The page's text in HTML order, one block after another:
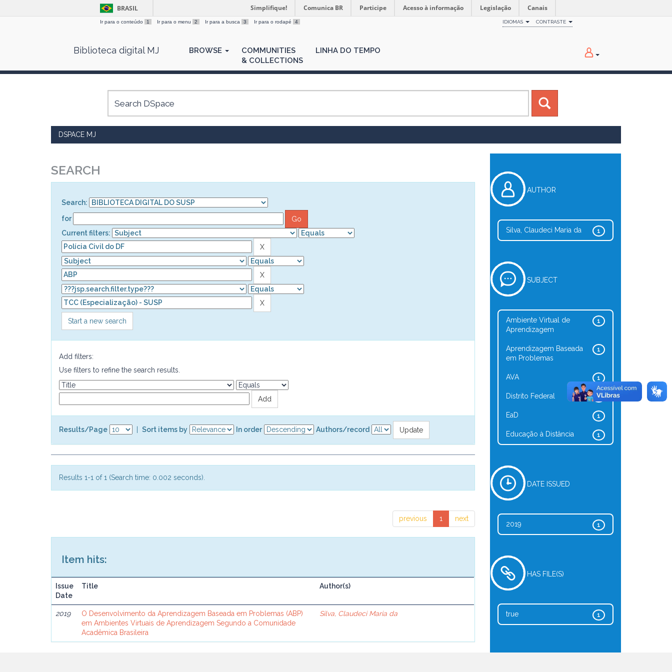
BRASIL Simplifique! Comunica BR Participe Acesso à informação Legislação Canais
Ir para o conteúdo 1 Ir para o menu 2 Ir para a busca 3 Ir para o rodapé 4 IDIOMAS CONTRASTE
Biblioteca digital MJ BROWSE
COMMUNITIES
& COLLECTIONS
LINHA DO TEMPO
DSPACE MJ
SEARCH
Search:
for
Current filters:
Start a new search
Add filters:
Use filters to refine the search results.
Results/Page Sort items by In order Authors/record
Results 1-1 of 1 (Search time: 0.002 seconds).
previous 1 next
Item hits:
Issue
Date
Title Author(s)
2019
O Desenvolvimento da Aprendizagem Baseada em Problemas (ABP)
em Ambientes Virtuais de Aprendizagem Segundo a Comunidade
Acadêmica Brasileira
Silva, Claudeci Maria da
AUTHOR
1
Silva, Claudeci Maria da
SUBJECT
1
Ambiente Virtual de
Aprendizagem
1
Aprendizagem Baseada
em Problemas
1
AVA
1
Distrito Federal
1
EaD
1
Educação à Distância
DATE ISSUED
1
2019
HAS FILE(S)
1
true